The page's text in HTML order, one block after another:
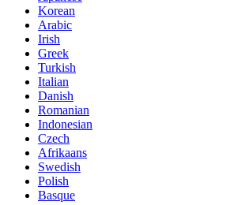
Korean
Arabic
Irish
Greek
Turkish
Italian
Danish
Romanian
Indonesian
Czech
Afrikaans
Swedish
Polish
Basque